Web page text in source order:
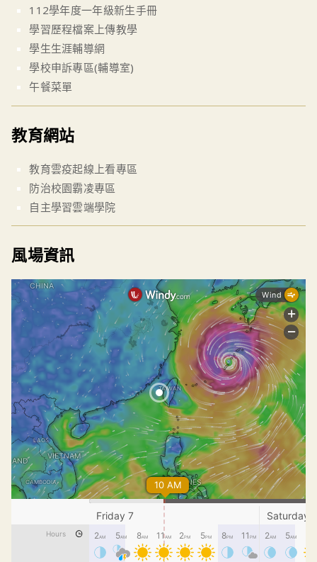
112學年度一年級新生手冊
學習歷程檔案上傳教學
學生生涯輔導網
學校申訴專區(輔導室)
午餐菜單
教育網站
教育雲疫起線上看專區
防治校園霸凌專區
自主學習雲端學院
風場資訊